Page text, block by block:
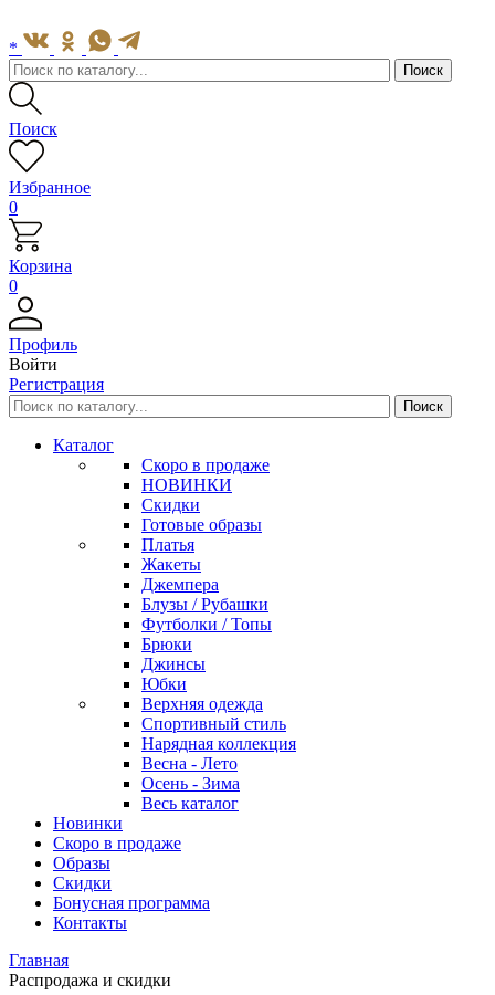
*
Поиск
Избранное
0
Корзина
0
Профиль
Войти
Регистрация
Каталог
Скоро в продаже
НОВИНКИ
Скидки
Готовые образы
Платья
Жакеты
Джемпера
Блузы / Рубашки
Футболки / Топы
Брюки
Джинсы
Юбки
Верхняя одежда
Спортивный стиль
Нарядная коллекция
Весна - Лето
Осень - Зима
Весь каталог
Новинки
Скоро в продаже
Образы
Скидки
Бонусная программа
Контакты
Главная
Распродажа и скидки